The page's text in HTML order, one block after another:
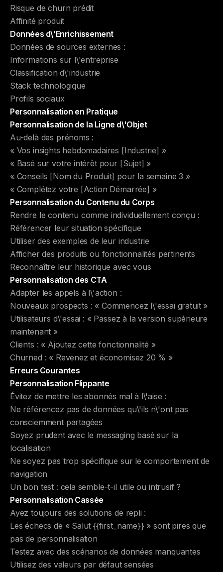
Risque de churn prédit
Affinité produit
Données d\'Enrichissement
Données de sources externes :
Informations sur l\'entreprise
Classification d\'industrie
Stack technologique
Profils sociaux
Personnalisation en Pratique
Personnalisation de la Ligne d\'Objet
Au-delà des prénoms :
« Vos insights hebdomadaires [Industrie] »
« Basé sur votre intérêt pour [Sujet] »
« Conseils [Nom du Produit] pour la semaine 3 »
« Complétez votre [Action Démarrée] »
Personnalisation du Contenu du Corps
Rendre le contenu comme individuellement conçu :
Référencer leur situation spécifique
Utiliser des exemples de leur industrie
Afficher des produits ou fonctionnalités pertinents
Reconnaître leur historique avec vous
Personnalisation des CTA
Adapter les appels à l\'action :
Nouveaux prospects : « Commencez l\'essai gratuit »
Utilisateurs d\'essai : « Passez à la version supérieure
maintenant »
Clients : « Ajoutez cette fonctionnalité »
Churned : « Revenez et économisez 20 % »
Erreurs Courantes
Personnalisation Flippante
Évitez de mettre les abonnés mal à l\'aise :
Ne référencez pas de données qu\'ils n\'ont pas
consciemment partagées
Soyez prudent avec le messaging basé sur la
localisation
Ne soyez pas trop spécifique sur le comportement de
navigation
Un bon test : cela semble-t-il utile ou intrusif ?
Personnalisation Cassée
Ayez toujours des solutions de repli :
Les échecs de « Salut {{first_name}} » sont pires que
pas de personnalisation
Testez avec des scénarios de données manquantes
Utilisez des valeurs par défaut sensées